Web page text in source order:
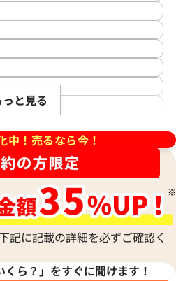
ロレックス デイトジャスト
ホワイトシェル文字盤
参考買取価格
1,970,000
※2026年1月時点の参考買取価
っと見る
中！売るなら今！
記に記載の詳細を必ずご確認く
くら？」をすぐに聞けます！